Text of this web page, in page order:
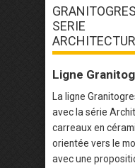
SERIE
Ligne
La ligne
avec la série
carreaux en
orientée vers le
avec une